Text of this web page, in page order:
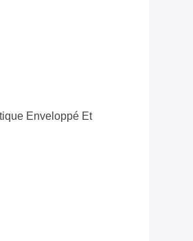
Enveloppé Et